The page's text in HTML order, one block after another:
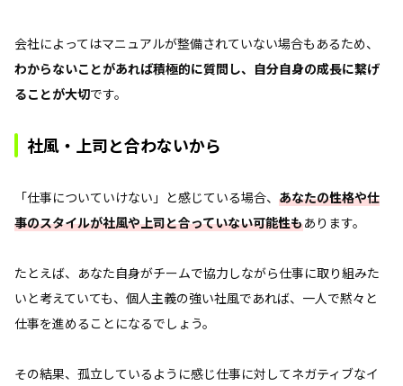
会社によってはマニュアルが整備されていない場合もあるため、
わからないことがあれば積極的に質問し、自分自身の成長に繋げ
ることが大切です。
社風・上司と合わないから
「仕事についていけない」と感じている場合、 あなたの性格や仕
事のスタイルが社風や上司と合っていない可能性もあります。
たとえば、あなた自身がチームで協力しながら仕事に取り組みた
いと考えていても、個人主義の強い社風であれば、一人で黙々と
仕事を進めることになるでしょう。
その結果、孤立しているように感じ仕事に対してネガティブなイ